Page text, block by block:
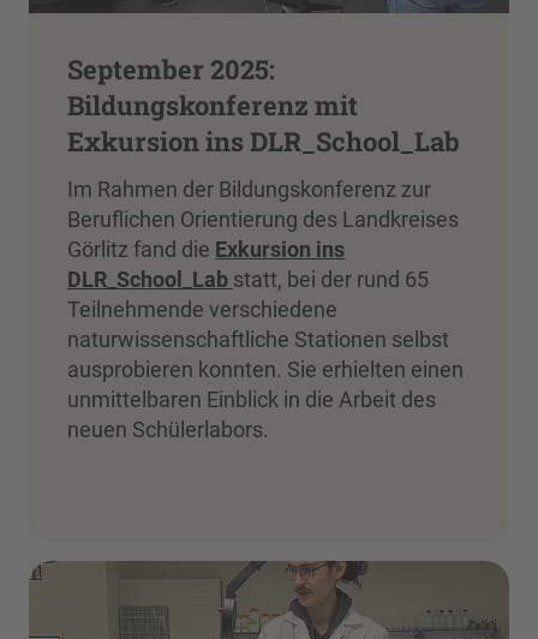
September 2025:
Bildungskonferenz mit
Exkursion ins DLR_School_Lab
Im Rahmen der Bildungskonferenz zur
Beruflichen Orientierung des Landkreises
Görlitz fand die Exkursion ins
DLR_School_Lab statt, bei der rund 65
Teilnehmende verschiedene
naturwissenschaftliche Stationen selbst
ausprobieren konnten. Sie erhielten einen
unmittelbaren Einblick in die Arbeit des
neuen Schülerlabors.